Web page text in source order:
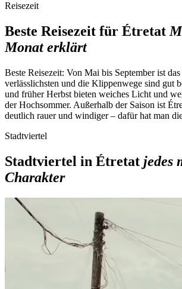
Reisezeit
Beste Reisezeit für Étretat
Monat erklärt
Beste Reisezeit: Von Mai bis September ist
verlässlichsten und die Klippenwege sind gut
und früher Herbst bieten weiches Licht und
der Hochsommer. Außerhalb der Saison ist
deutlich rauer und windiger – dafür hat man
Stadtviertel
Stadtviertel in Étretat jedes
Charakter